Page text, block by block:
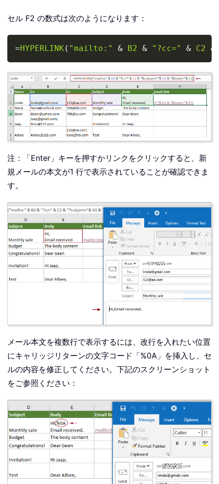
セル F2 の数式は次のようになります：
=HYPERLINK( "mailto:" & B2 & "?cc=" & C2 &
Copy
注：「Enter」キーを押すかリンクをクリックすると、新
規メールの本文が1 行で表示されていることが確認できま
す。
メール本文を複数行で表示するには、改行を入れたい位置
にキャリッジリターンの文字コード「%0A」を挿入し、セ
ルの内容を修正してください。下記のスクリーンショット
をご参照ください：